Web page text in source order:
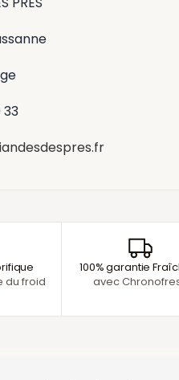
33
du froid
100% garantie
avec